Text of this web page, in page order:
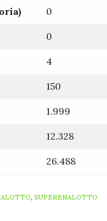
0
0
4
150
1.999
12.328
26.488
, SUPERENALOTTO